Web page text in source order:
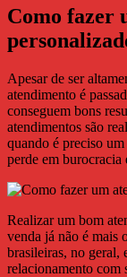
Como fazer
Apesar de ser
atendimento é
conseguem bons
atendimentos são
quando é preciso
perde em burocracia
Realizar um bom
venda já não é mais
brasileiras, no geral,
relacionamento com